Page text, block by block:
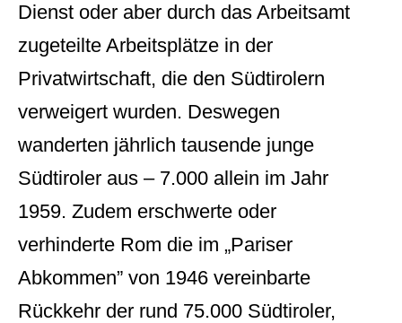
Dienst oder aber durch das Arbeitsamt
zugeteilte Arbeitsplätze in der
Privatwirtschaft, die den Südtirolern
verweigert wurden. Deswegen
wanderten jährlich tausende junge
Südtiroler aus – 7.000 allein im Jahr
1959. Zudem erschwerte oder
verhinderte Rom die im „Pariser
Abkommen” von 1946 vereinbarte
Rückkehr der rund 75.000 Südtiroler,